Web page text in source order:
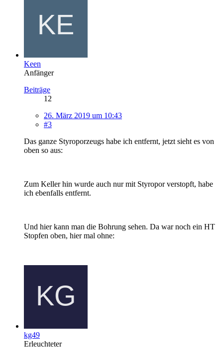
Keen
Anfänger
Beiträge
12
26. März 2019 um 10:43
#3
Das ganze Styroporzeugs habe ich entfernt, jetzt sieht es von
oben so aus:
Zum Keller hin wurde auch nur mit Styropor verstopft, habe
ich ebenfalls entfernt.
Und hier kann man die Bohrung sehen. Da war noch ein HT
Stopfen oben, hier mal ohne:
kg49
Erleuchteter